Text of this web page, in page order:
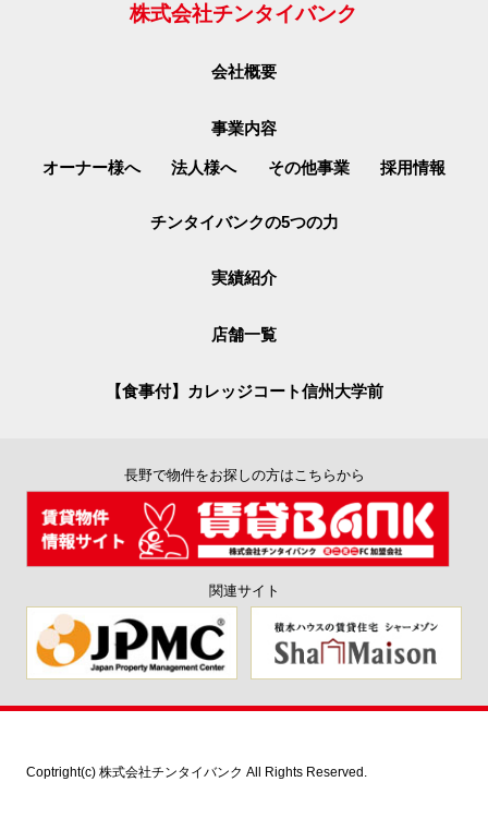
株式会社チンタイバンク
会社概要
事業内容
オーナー様へ 法人様へ その他事業 採用情報
チンタイバンクの5つの力
実績紹介
店舗一覧
【食事付】カレッジコート信州大学前
長野で物件をお探しの方はこちらから
関連サイト
Coptright(c) 株式会社チンタイバンク All Rights Reserved.